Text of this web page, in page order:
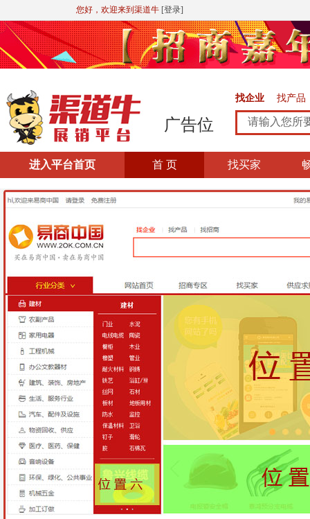
您好，欢迎来到渠道牛 [登录]
广告位
找企业 找产品
进入平台首页 首 页 找买家